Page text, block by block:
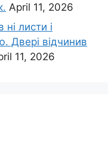
April 11, 2026
листи і
Двері відчинив
11, 2026